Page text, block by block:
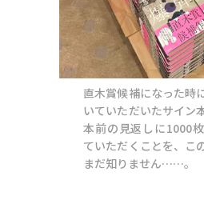
直木賞候補になった時
いていただいたサイン
本前の見返しに1000
ていただくことを、こ
まだ知りません……。